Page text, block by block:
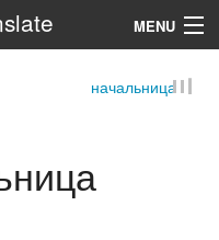
MENU
начальница